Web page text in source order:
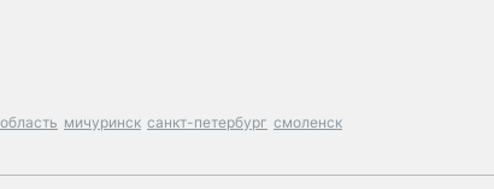
мичуринск санкт-петербург смоленск